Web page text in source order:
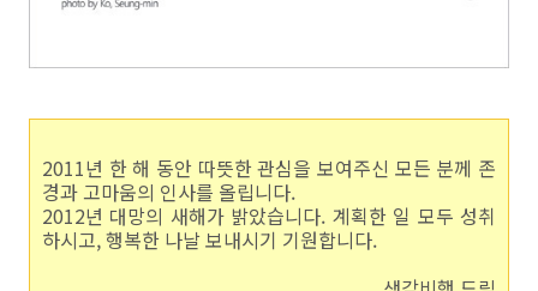
2011년 한 해 동안 따뜻한 관심을 보여주신 모든 분께 존
경과 고마움의 인사를 올립니다.
2012년 대망의 새해가 밝았습니다. 계획한 일 모두 성취
하시고, 행복한 나날 보내시기 기원합니다.